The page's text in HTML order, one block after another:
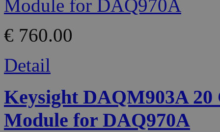
€ 760.00
Detail
Keysight DAQM903A
Module for DAQ970A